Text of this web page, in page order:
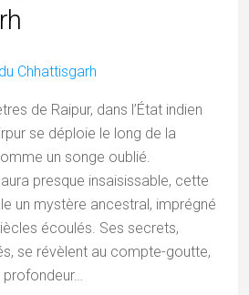
de Raipur, dans l’État indien
se déploie le long de la
un songe oublié.
presque insaisissable, cette
un mystère ancestral, imprégné
écoulés. Ses secrets,
se révèlent au compte-goutte,
profondeur…